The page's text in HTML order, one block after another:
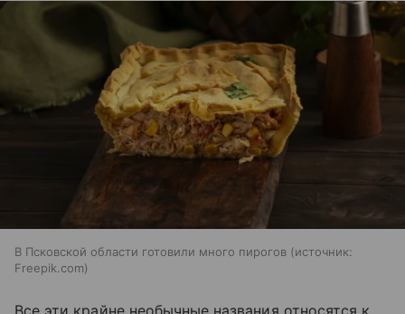
В Псковской области готовили много пирогов
источник:
Freepik.com